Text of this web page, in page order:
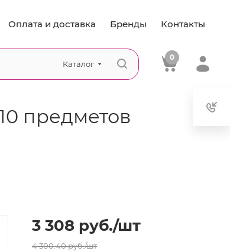
Оплата и доставка Бренды Контакты
Каталог
0
предметов
3 308 руб./шт
4 300.40руб./шт